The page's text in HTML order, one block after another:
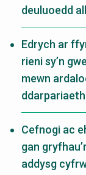
deuluoedd
Edrych ar
rieni sy’n
mewn
Cefnogi ac
gan
addysg